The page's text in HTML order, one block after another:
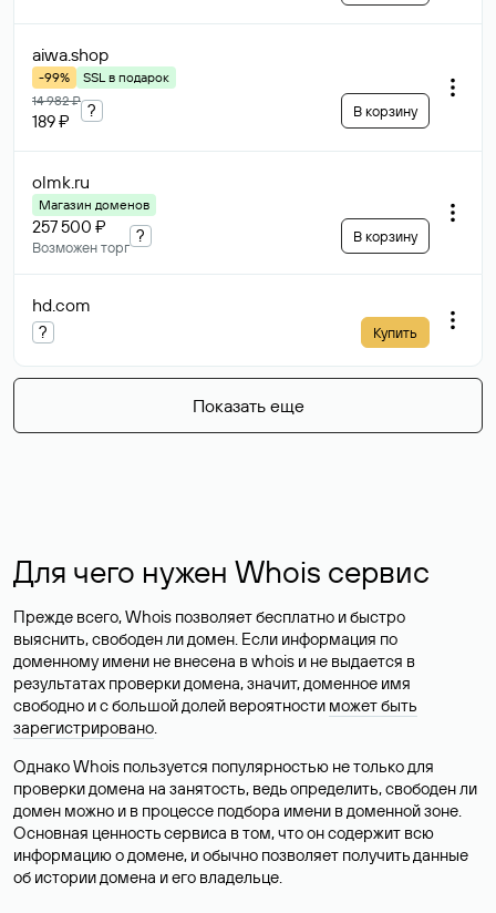
aiwa.shop
-99%
SSL в подарок
14 982 ₽
189 ₽
? В корзину
olmk.ru
Магазин доменов
257 500 ₽
Возможен торг
? В корзину
hd.com
? Купить
Показать еще
Для чего нужен Whois сервис
Прежде всего, Whois позволяет бесплатно и быстро
выяснить, свободен ли домен. Если информация по
доменному имени не внесена в whois и не выдается в
результатах проверки домена, значит, доменное имя
свободно и с большой долей вероятности может быть
зарегистрировано.
Однако Whois пользуется популярностью не только для
проверки домена на занятость, ведь определить, свободен ли
домен можно и в процессе подбора имени в доменной зоне.
Основная ценность сервиса в том, что он содержит всю
информацию о домене, и обычно позволяет получить данные
об истории домена и его владельце.